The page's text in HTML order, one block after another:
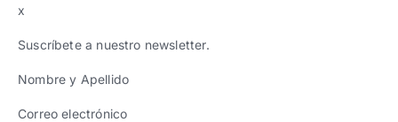
x
Suscríbete a nuestro newsletter.
Nombre y Apellido
Correo electrónico